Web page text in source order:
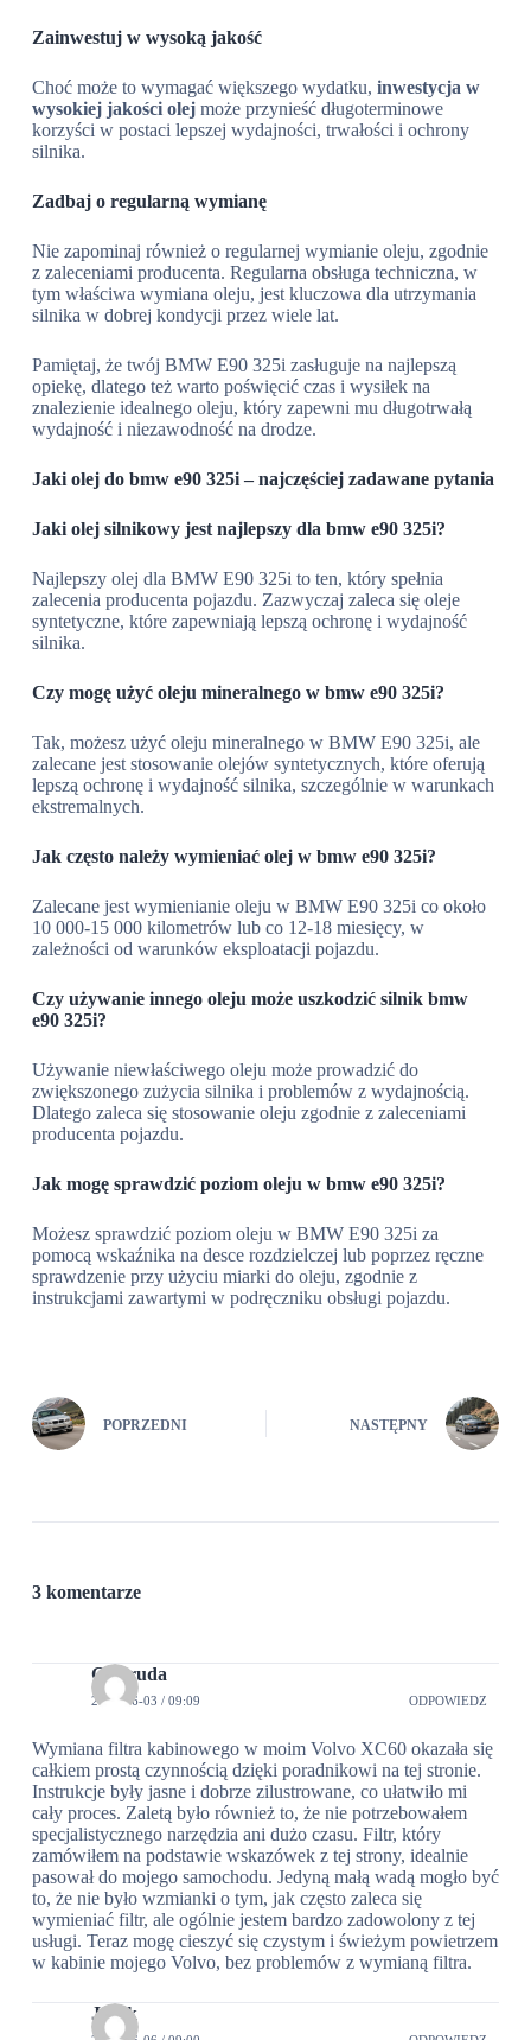
Zainwestuj w wysoką jakość
Choć może to wymagać większego wydatku, inwestycja w
wysokiej jakości olejmoże przynieść długoterminowe
korzyści w postaci lepszej wydajności, trwałości i ochrony
silnika.
Zadbaj o regularną wymianę
Nie zapominaj również o regularnej wymianie oleju, zgodnie
z zaleceniami producenta. Regularna obsługa techniczna, w
tym właściwa wymiana oleju, jest kluczowa dla utrzymania
silnika w dobrej kondycji przez wiele lat.
Pamiętaj, że twój BMW E90 325i zasługuje na najlepszą
opiekę, dlatego też warto poświęcić czas i wysiłek na
znalezienie idealnego oleju, który zapewni mu długotrwałą
wydajność i niezawodność na drodze.
Jaki olej do bmw e90 325i – najczęściej zadawane pytania
Jaki olej silnikowy jest najlepszy dla bmw e90 325i?
Najlepszy olej dla BMW E90 325i to ten, który spełnia
zalecenia producenta pojazdu. Zazwyczaj zaleca się oleje
syntetyczne, które zapewniają lepszą ochronę i wydajność
silnika.
Czy mogę użyć oleju mineralnego w bmw e90 325i?
Tak, możesz użyć oleju mineralnego w BMW E90 325i, ale
zalecane jest stosowanie olejów syntetycznych, które oferują
lepszą ochronę i wydajność silnika, szczególnie w warunkach
ekstremalnych.
Jak często należy wymieniać olej w bmw e90 325i?
Zalecane jest wymienianie oleju w BMW E90 325i co około
10 000-15 000 kilometrów lub co 12-18 miesięcy, w
zależności od warunków eksploatacji pojazdu.
Czy używanie innego oleju może uszkodzić silnik bmw
e90 325i?
Używanie niewłaściwego oleju może prowadzić do
zwiększonego zużycia silnika i problemów z wydajnością.
Dlatego zaleca się stosowanie oleju zgodnie z zaleceniami
producenta pojazdu.
Jak mogę sprawdzić poziom oleju w bmw e90 325i?
Możesz sprawdzić poziom oleju w BMW E90 325i za
pomocą wskaźnika na desce rozdzielczej lub poprzez ręczne
sprawdzenie przy użyciu miarki do oleju, zgodnie z
instrukcjami zawartymi w podręczniku obsługi pojazdu.
POPRZEDNI NASTĘPNY
3 komentarze
Gertruda
2024-06-03 / 09:09 ODPOWIEDZ
Wymiana filtra kabinowego w moim Volvo XC60 okazała się
całkiem prostą czynnością dzięki poradnikowi na tej stronie.
Instrukcje były jasne i dobrze zilustrowane, co ułatwiło mi
cały proces. Zaletą było również to, że nie potrzebowałem
specjalistycznego narzędzia ani dużo czasu. Filtr, który
zamówiłem na podstawie wskazówek z tej strony, idealnie
pasował do mojego samochodu. Jedyną małą wadą mogło być
to, że nie było wzmianki o tym, jak często zaleca się
wymieniać filtr, ale ogólnie jestem bardzo zadowolony z tej
usługi. Teraz mogę cieszyć się czystym i świeżym powietrzem
w kabinie mojego Volvo, bez problemów z wymianą filtra.
Jacek